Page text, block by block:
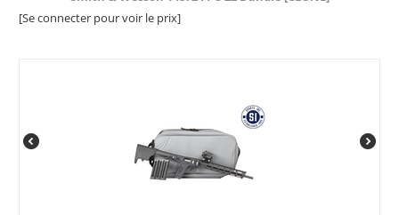
[Se connecter pour voir le prix]